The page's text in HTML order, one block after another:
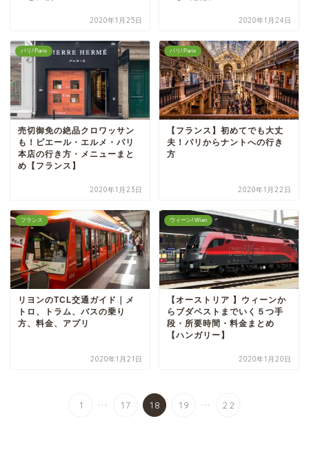
2020年1月25日 2020年1月24日
パリ/ Paris
売切御免の絶品クロワッサン
も！ピエール・エルメ・パリ
本店の行き方・メニューまと
め【フランス】
2020年1月23日
パリ/ Paris
【フランス】初めてでも大丈
夫！パリからナントへの行き
方
2020年1月22日
フランス
リヨンのTCL交通ガイド｜メ
トロ、トラム、バスの乗り
方、料金、アプリ
2020年1月21日
ウィーン/ Wien
【オーストリア 】ウィーンか
らブダペストまでいく５つ手
段・所要時間・料金まとめ
【ハンガリー】
2020年1月20日
1 ... 17 18 19 ... 22